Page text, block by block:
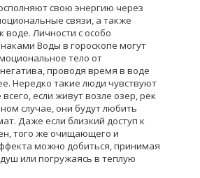
свою энергию через
связи, а также
воде. Личности с особо
Воды в гороскопе могут
тело от
проводя время в воде
Нередко такие люди чувствуют
всего, если живут возле озер, рек
случае, они будут любить
Даже если близкий доступ к
того же очищающего и
можно добиться, принимая
или погружаясь в теплую